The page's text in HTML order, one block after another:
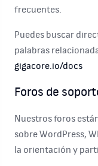
frecuentes.
Puedes buscar
palabras
gigacore.io/docs
Foros de
Nuestros foros
sobre WordPress,
la orientación y